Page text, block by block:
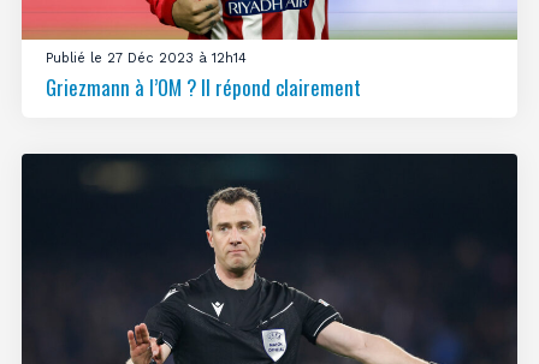
Publié le 27 Déc 2023 à 12h14
Griezmann à l’OM ? Il répond clairement